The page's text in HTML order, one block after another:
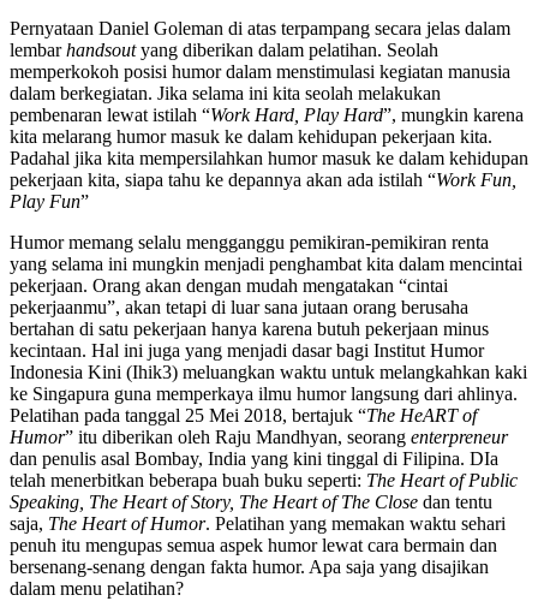
Pernyataan Daniel Goleman di atas terpampang secara jelas dalam
lembarhandsoutyang diberikan dalam pelatihan. Seolah
memperkokoh posisi humor dalam menstimulasi kegiatan manusia
dalam berkegiatan. Jika selama ini kita seolah melakukan
pembenaran lewat istilah “Work Hard, Play Hard”, mungkin karena
kita melarang humor masuk ke dalam kehidupan pekerjaan kita.
Padahal jika kita mempersilahkan humor masuk ke dalam kehidupan
pekerjaan kita, siapa tahu ke depannya akan ada istilah “Work Fun,
Play Fun”
Humor memang selalu mengganggu pemikiran-pemikiran renta
yang selama ini mungkin menjadi penghambat kita dalam mencintai
pekerjaan. Orang akan dengan mudah mengatakan “cintai
pekerjaanmu”, akan tetapi di luar sana jutaan orang berusaha
bertahan di satu pekerjaan hanya karena butuh pekerjaan minus
kecintaan. Hal ini juga yang menjadi dasar bagi Institut Humor
Indonesia Kini (Ihik3) meluangkan waktu untuk melangkahkan kaki
ke Singapura guna memperkaya ilmu humor langsung dari ahlinya.
Pelatihan pada tanggal 25 Mei 2018, bertajuk “The HeART of
Humor” itu diberikan oleh Raju Mandhyan, seorang enterpreneur
dan penulis asal Bombay, India yang kini tinggal di Filipina. DIa
telah menerbitkan beberapa buah buku seperti: The Heart of Public
Speaking, The Heart of Story, The Heart of The Close dan tentu
saja, The Heart of Humor. Pelatihan yang memakan waktu sehari
penuh itu mengupas semua aspek humor lewat cara bermain dan
bersenang-senang dengan fakta humor. Apa saja yang disajikan
dalam menu pelatihan?